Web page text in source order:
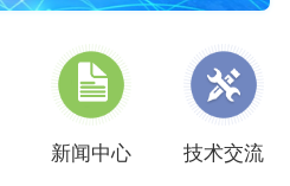
新闻中心 技术交流